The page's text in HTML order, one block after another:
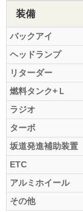
装備
バックアイ
ヘッドランプ
リターダー
燃料タンク+Ｌ
ラジオ
ターボ
坂道発進補助装置
ETC
アルミホイール
その他